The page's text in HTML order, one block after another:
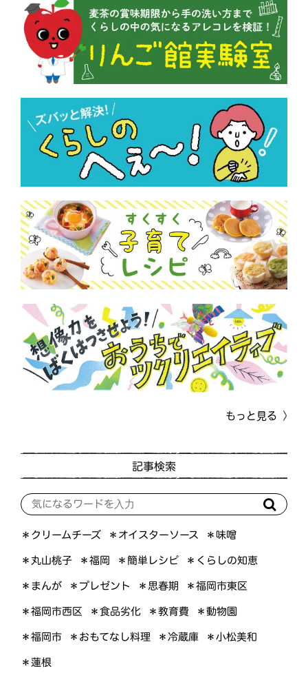
もっと見る
記事検索
＊クリームチーズ ＊オイスターソース ＊味噌
＊丸山桃子 ＊福岡 ＊簡単レシピ ＊くらしの知恵
＊まんが ＊プレゼント ＊思春期 ＊福岡市東区
＊福岡市西区 ＊食品劣化 ＊教育費 ＊動物園
＊福岡市 ＊おもてなし料理 ＊冷蔵庫 ＊小松美和
＊蓮根